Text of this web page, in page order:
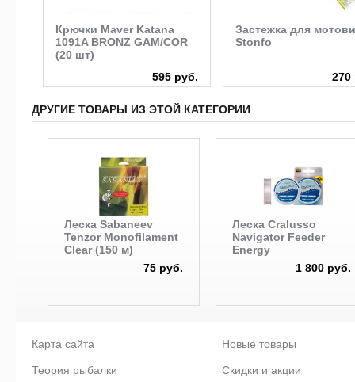
Крючки Maver Katana
1091A BRONZ GAM/COR
(20 шт)
595 руб.
Застежка для
Stonfo
270
ДРУГИЕ ТОВАРЫ ИЗ ЭТОЙ КАТЕГОРИИ
Леска Sabaneev
Tenzor Monofilament
Clear (150 м)
75 руб.
Леска Cralusso
Navigator Feeder
Energy
1 800 руб.
Карта сайта
Теория рыбалки
Новые товары
Скидки и акции